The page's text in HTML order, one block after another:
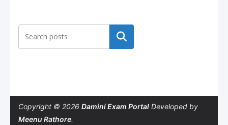
Search
Copyright © 2026 Damini Exam Portal Developed by
Meenu Rathore.